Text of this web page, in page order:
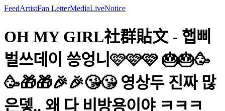
FeedArtistFan LetterMediaLiveNotice
OH MY GIRL社群貼文 - 햅삐
벌쓰데이 씅엉니🩷🩷🩷 🎂🎂🥳
🥳🎁🎁🎉🎉😘😘 영상두 진짜 많
은뎋.. 왜 다 비방용이야 ㅋㅋㅋ